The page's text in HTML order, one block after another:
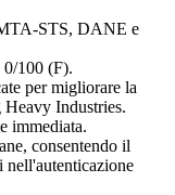
STS, DANE e
100 (F).
per migliorare la
Heavy Industries.
immediata.
consentendo il
nell'autenticazione